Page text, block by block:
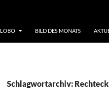
BILD DES MONATS
Schlagwortarchiv: Rechteck